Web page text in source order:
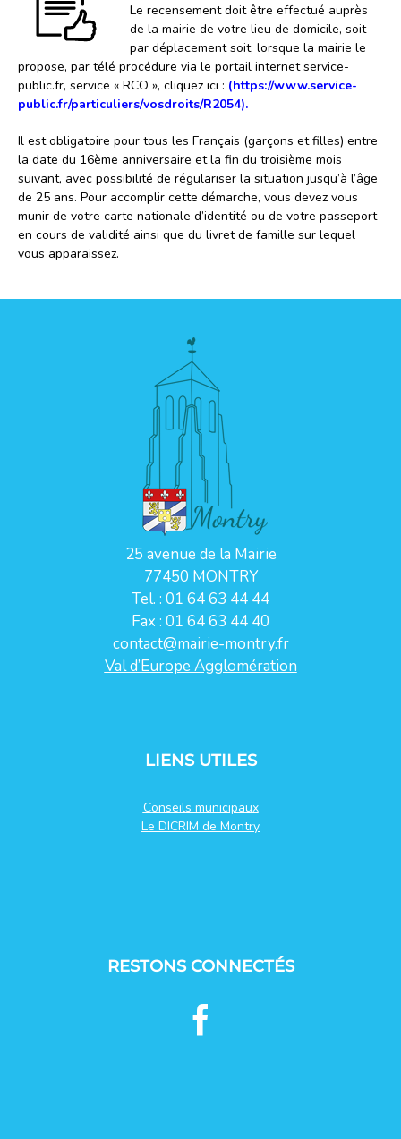
Le recensement doit être effectué auprès
de la mairie de votre lieu de domicile, soit
par déplacement soit, lorsque la mairie le
propose, par télé procédure via le portail internet service-
public.fr, service « RCO », cliquez ici : (https://www.service-
public.fr/particuliers/vosdroits/R2054).
Il est obligatoire pour tous les Français (garçons et filles) entre
la date du 16ème anniversaire et la fin du troisième mois
suivant, avec possibilité de régulariser la situation jusqu’à l’âge
de 25 ans. Pour accomplir cette démarche, vous devez vous
munir de votre carte nationale d’identité ou de votre passeport
en cours de validité ainsi que du livret de famille sur lequel
vous apparaissez.
25 avenue de la Mairie
77450 MONTRY
Tel. : 01 64 63 44 44
Fax : 01 64 63 44 40
contact@mairie-montry.fr
Val d’Europe Agglomération
LIENS UTILES
Conseils municipaux
Le DICRIM de Montry
RESTONS CONNECTÉS